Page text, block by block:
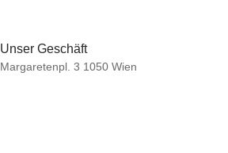
Unser Geschäft
Margaretenpl. 3 1050 Wien